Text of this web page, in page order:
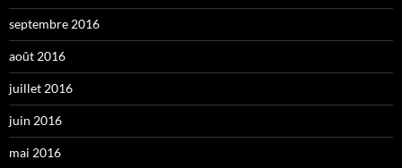
septembre 2016
août 2016
juillet 2016
juin 2016
mai 2016